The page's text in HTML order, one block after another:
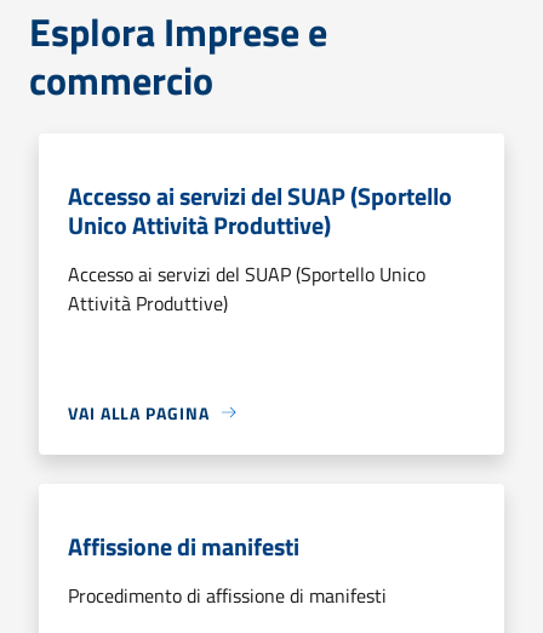
Esplora Imprese e
commercio
Accesso ai servizi del SUAP (Sportello
Unico Attività Produttive)
Accesso ai servizi del SUAP (Sportello Unico
Attività Produttive)
VAI ALLA PAGINA
Affissione di manifesti
Procedimento di affissione di manifesti